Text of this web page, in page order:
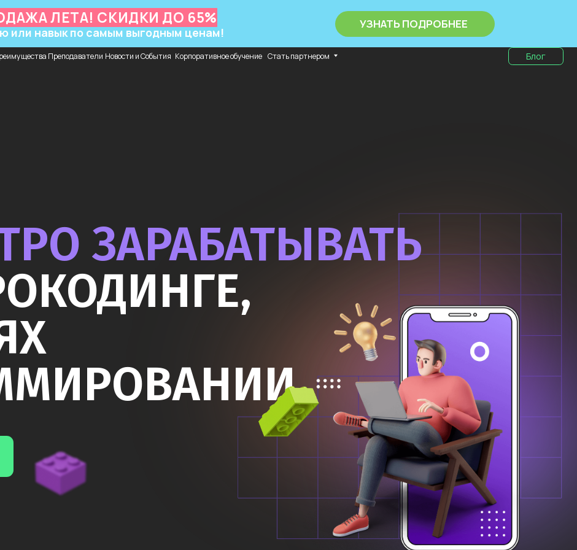
Блог
ПреподавателиНовости и События Корпоративное обучение Стать партнером
ЛЕТА! СКИДКИ ДО 65%
по самым выгодным ценам!
УЗНАТЬ ПОДРОБНЕЕ
ЗАРАБАТЫВАТЬ
внизу страницы.